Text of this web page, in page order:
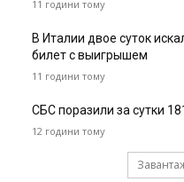
11 години тому
В Италии двое суток
билет с выигрышем
11 години тому
СБС поразили за сутки
12 години тому